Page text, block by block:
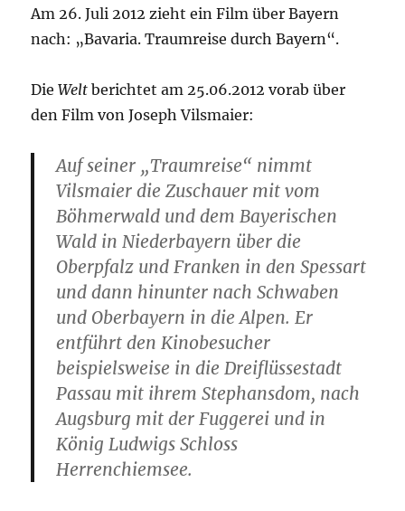
Am 26. Juli 2012 zieht ein Film über Bayern
nach: „Bavaria. Traumreise durch Bayern“.
DieWelt berichtet am 25.06.2012 vorab über
den Film von Joseph Vilsmaier:
Auf seiner „Traumreise“ nimmt
Vilsmaier die Zuschauer mit vom
Böhmerwald und dem Bayerischen
Wald in Niederbayern über die
Oberpfalz und Franken in den Spessart
und dann hinunter nach Schwaben
und Oberbayern in die Alpen. Er
entführt den Kinobesucher
beispielsweise in die Dreiflüssestadt
Passau mit ihrem Stephansdom, nach
Augsburg mit der Fuggerei und in
König Ludwigs Schloss
Herrenchiemsee.